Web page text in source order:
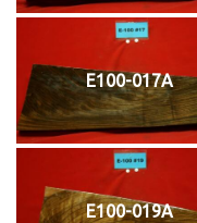
E100-017A
E100-019A